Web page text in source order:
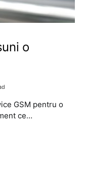
o
GSM pentru o
ce…